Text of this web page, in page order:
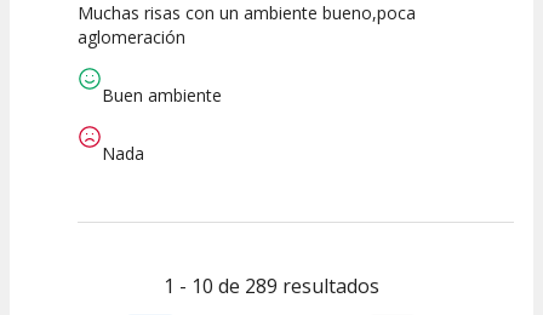
10
Espectáculo
10 10
Muchas risas con un ambiente bueno,poca
aglomeración
Buen ambiente
Nada
1 - 10 de 289 resultados